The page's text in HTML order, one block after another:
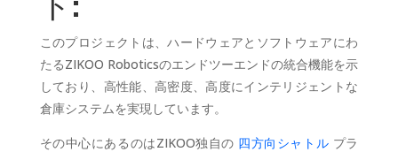
このプロジェクトは、ハードウェアとソフトウェアにわ
たるZIKOO Roboticsのエンドツーエンドの統合機能を示
しており、高性能、高密度、高度にインテリジェントな
倉庫システムを実現しています。
その中心にあるのはZIKOO独自の 四方向シャトル プラ